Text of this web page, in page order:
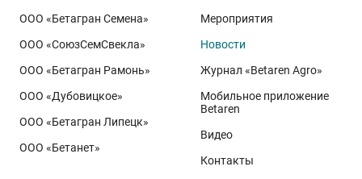
относится к новому поколению сортов орловского
биотипа озимой пшеницы. Это достижение
департамента селекции и семеноводства «Щёлково
Агрохим». Ей принадлежит рекорд
полученный в Орловской области в 2025 году.
Ермоловка максимально отзывчива на приёмы
интенсификации. Внесена в Государственный реестр
ООО «Бетагран Семена»
ООО «СоюзСемСвекла»
ООО «Бетагран Рамонь»
ООО «Дубовицкое»
ООО «Бетагран Липецк»
ООО «Бетанет»
Мероприятия
Новости
Журнал «Betaren Agro»
Мобильное приложение
Betaren
Видео
Контакты